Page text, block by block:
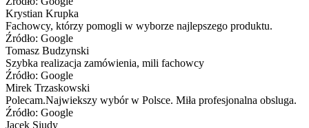
Krystian Krupka
Fachowcy, którzy pomogli w wyborze najlepszego produktu.
Źródło: Google
Tomasz Budzynski
Szybka realizacja zamówienia, mili fachowcy
Źródło: Google
Mirek Trzaskowski
Polecam.Najwiekszy wybór w Polsce. Miła profesjonalna obsluga.
Źródło: Google
Jacek Siudy